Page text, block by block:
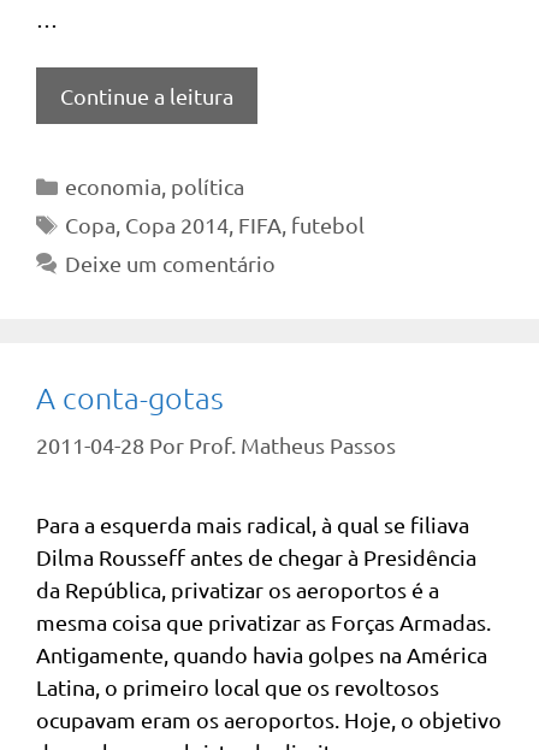
Continue a leitura
Categorias
economia política
Tags
Copa Copa 2014, FIFA futebol
Deixe um comentário
A conta-gotas
2011-04-28 Por Prof. Matheus Passos
Para a esquerda mais radical, à qual se filiava
Dilma Rousseff antes de chegar à Presidência
da República, privatizar os aeroportos é a
mesma coisa que privatizar as Forças Armadas.
Antigamente, quando havia golpes na América
Latina, o primeiro local que os revoltosos
ocupavam eram os aeroportos. Hoje, o objetivo